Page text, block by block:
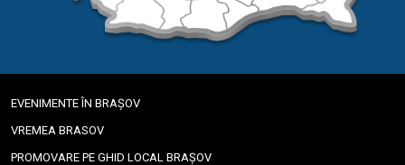
EVENIMENTE ÎN BRAȘOV
VREMEA BRASOV
PROMOVARE PE GHID LOCAL BRAȘOV